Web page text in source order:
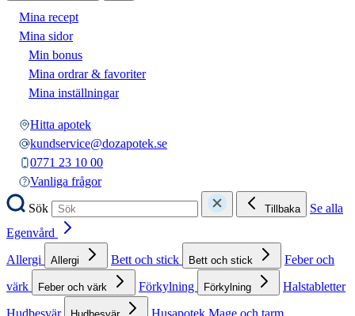
Mina recept
Mina sidor
Min bonus
Mina ordrar & favoriter
Mina inställningar
Hitta apotek
kundservice@dozapotek.se
0771 23 10 00
Vanliga frågor
Sök
Tillbaka
Se alla
Egenvård
Allergi
Allergi Bett och stick Bett och stick
Feber och
värk
Feber och värk Förkylning Förkylning
Halstabletter